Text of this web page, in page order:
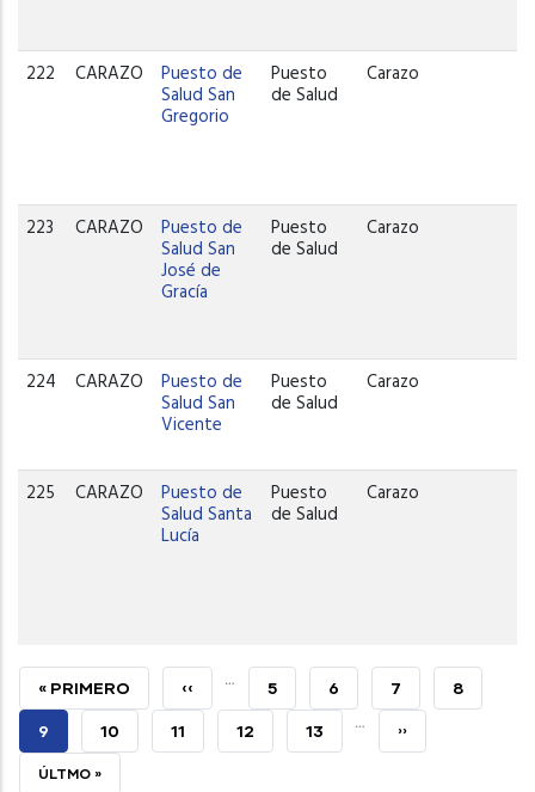
222 CARAZO Puesto de
Salud San
Gregorio
Puesto
de Salud
Carazo
223 CARAZO Puesto de
Salud San
José de
Gracía
Puesto
de Salud
Carazo
224 CARAZO Puesto de
Salud San
Vicente
Puesto
de Salud
Carazo
225 CARAZO Puesto de
Salud Santa
Lucía
Puesto
de Salud
Carazo
PRIMERA
PÁGINA
« PRIMERO
PÁGINA
ANTERIOR
‹‹ … PAGE
5 PAGE
6 PAGE
7 PAGE
8
PÁGINA
ACTUAL
9 PAGE
10 PAGE
11 PAGE
12 PAGE
13 … SIGUIENTE
››
ÚLTIMA
ÚLTMO »